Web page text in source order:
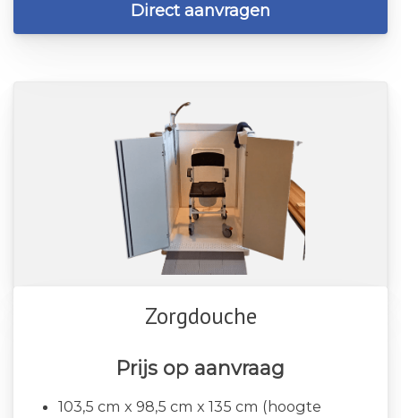
Direct aanvragen
Zorgdouche
Prijs op aanvraag
103,5 cm x 98,5 cm x 135 cm (hoogte